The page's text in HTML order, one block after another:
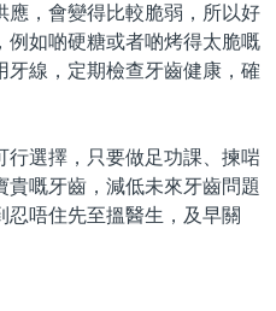
，會變得比較脆弱，所以好
例如啲硬糖或者啲烤得太脆嘅
線，定期檢查牙齒健康，確
選擇，只要做足功課、揀啱
嘅牙齒，減低未來牙齒問題
唔住先至搵醫生，及早關